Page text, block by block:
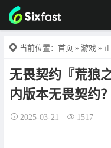
当前位置： 首页 » 游戏 »
无畏契约『荒狼
内版本无畏契约？
2025-03-21 1517